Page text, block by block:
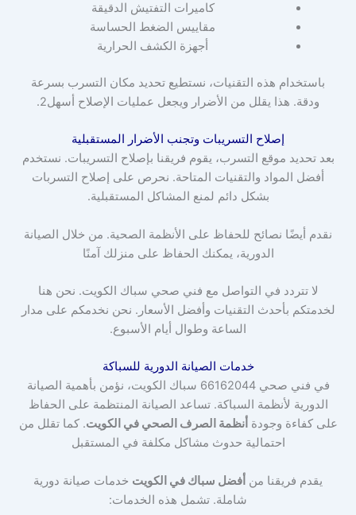
كاميرات التفتيش الدقيقة
مقاييس الضغط الحساسة
أجهزة الكشف الحرارية
باستخدام هذه التقنيات، نستطيع تحديد مكان التسرب بسرعة
ودقة. هذا يقلل من الأضرار ويجعل عمليات الإصلاح أسهل2.
إصلاح التسريبات وتجنب الأضرار المستقبلية
بعد تحديد موقع التسرب، يقوم فريقنا بإصلاح التسريبات. نستخدم
أفضل المواد والتقنيات المتاحة. نحرص على إصلاح التسربات
بشكل دائم لمنع المشاكل المستقبلية.
نقدم أيضًا نصائح للحفاظ على الأنظمة الصحية. من خلال الصيانة
الدورية، يمكنك الحفاظ على منزلك آمنًا
لا تتردد في التواصل مع فني صحي سباك الكويت. نحن هنا
لخدمتكم بأحدث التقنيات وأفضل الأسعار. نحن نخدمكم على مدار
الساعة وطوال أيام الأسبوع.
خدمات الصيانة الدورية للسباكة
في فني صحي 66162044 سباك الكويت، نؤمن بأهمية الصيانة
الدورية لأنظمة السباكة. تساعد الصيانة المنتظمة على الحفاظ
على كفاءة وجودة أنظمة الصرف الصحي في الكويت. كما تقلل من
احتمالية حدوث مشاكل مكلفة في المستقبل
يقدم فريقنا من أفضل سباك في الكويت خدمات صيانة دورية
شاملة. تشمل هذه الخدمات: